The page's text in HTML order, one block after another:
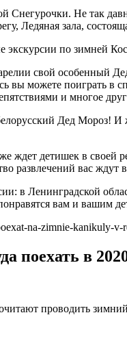
Снегурочки. Не так
Ледяная зала,
экскурсии по зимней
свой особенный
вы можете поиграть в
и многое
Дед Мороз! И
ждет детишек в своей
развлечений вас
в Ленинградской
вам и вашим
na-zimnie-kanikuly-v-
поехать в
проводить